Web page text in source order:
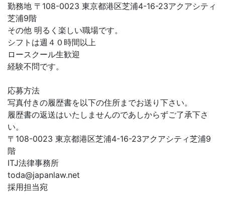
勤務地 〒108-0023 東京都港区芝浦4-16-23アクアシティ
芝浦9階
その他 明るく楽しい職場です。
シフトは週４０時間以上
ロースクール生歓迎
経験不問です。
応募方法
写真付きの履歴書を以下の住所までお送り下さい。
履歴書の返送はいたしませんのであしからずご了承下さ
い。
〒108-0023 東京都港区芝浦4-16-23アクアシティ芝浦9
階
ITJ法律事務所
toda@japanlaw.net
採用担当宛